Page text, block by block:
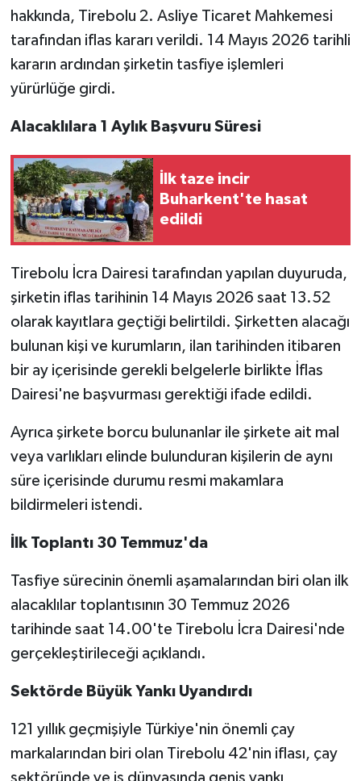
hakkında, Tirebolu 2. Asliye Ticaret Mahkemesi
tarafından iflas kararı verildi. 14 Mayıs 2026 tarihli
kararın ardından şirketin tasfiye işlemleri
yürürlüğe girdi.
Alacaklılara 1 Aylık Başvuru Süresi
İlk taze incir
Buharkent'te hasat
edildi
Tirebolu İcra Dairesi tarafından yapılan duyuruda,
şirketin iflas tarihinin 14 Mayıs 2026 saat 13.52
olarak kayıtlara geçtiği belirtildi. Şirketten alacağı
bulunan kişi ve kurumların, ilan tarihinden itibaren
bir ay içerisinde gerekli belgelerle birlikte İflas
Dairesi'ne başvurması gerektiği ifade edildi.
Ayrıca şirkete borcu bulunanlar ile şirkete ait mal
veya varlıkları elinde bulunduran kişilerin de aynı
süre içerisinde durumu resmi makamlara
bildirmeleri istendi.
İlk Toplantı 30 Temmuz'da
Tasfiye sürecinin önemli aşamalarından biri olan ilk
alacaklılar toplantısının 30 Temmuz 2026
tarihinde saat 14.00'te Tirebolu İcra Dairesi'nde
gerçekleştirileceği açıklandı.
Sektörde Büyük Yankı Uyandırdı
121 yıllık geçmişiyle Türkiye'nin önemli çay
markalarından biri olan Tirebolu 42'nin iflası, çay
sektöründe ve iş dünyasında geniş yankı